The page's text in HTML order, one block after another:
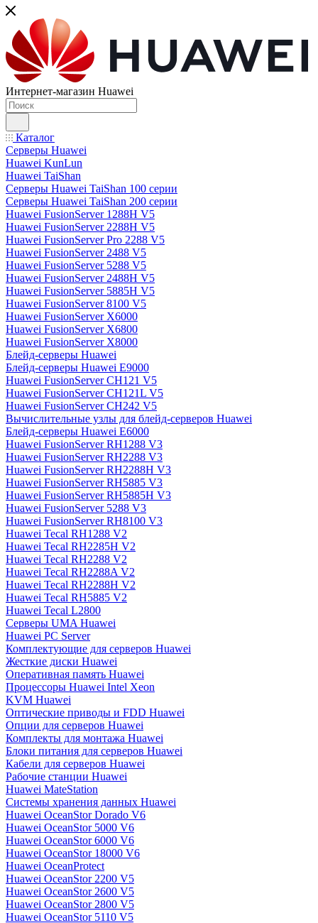
Интернет-магазин Huawei
Каталог
Серверы Huawei
Huawei KunLun
Huawei TaiShan
Серверы Huawei TaiShan 100 серии
Серверы Huawei TaiShan 200 серии
Huawei FusionServer 1288H V5
Huawei FusionServer 2288H V5
Huawei FusionServer Pro 2288 V5
Huawei FusionServer 2488 V5
Huawei FusionServer 5288 V5
Huawei FusionServer 2488H V5
Huawei FusionServer 5885H V5
Huawei FusionServer 8100 V5
Huawei FusionServer X6000
Huawei FusionServer X6800
Huawei FusionServer X8000
Блейд-серверы Huawei
Блейд-серверы Huawei E9000
Huawei FusionServer CH121 V5
Huawei FusionServer CH121L V5
Huawei FusionServer CH242 V5
Вычислительные узлы для блейд-серверов Huawei
Блейд-серверы Huawei E6000
Huawei FusionServer RH1288 V3
Huawei FusionServer RH2288 V3
Huawei FusionServer RH2288H V3
Huawei FusionServer RH5885 V3
Huawei FusionServer RH5885H V3
Huawei FusionServer 5288 V3
Huawei FusionServer RH8100 V3
Huawei Tecal RH1288 V2
Huawei Tecal RH2285H V2
Huawei Tecal RH2288 V2
Huawei Tecal RH2288A V2
Huawei Tecal RH2288H V2
Huawei Tecal RH5885 V2
Huawei Tecal L2800
Серверы UMA Huawei
Huawei PC Server
Комплектующие для серверов Huawei
Жесткие диски Huawei
Оперативная память Huawei
Процессоры Huawei Intel Xeon
KVM Huawei
Оптические приводы и FDD Huawei
Опции для серверов Huawei
Комплекты для монтажа Huawei
Блоки питания для серверов Huawei
Кабели для серверов Huawei
Рабочие станции Huawei
Huawei MateStation
Системы хранения данных Huawei
Huawei OceanStor Dorado V6
Huawei OceanStor 5000 V6
Huawei OceanStor 6000 V6
Huawei OceanStor 18000 V6
Huawei OceanProtect
Huawei OceanStor 2200 V5
Huawei OceanStor 2600 V5
Huawei OceanStor 2800 V5
Huawei OceanStor 5110 V5